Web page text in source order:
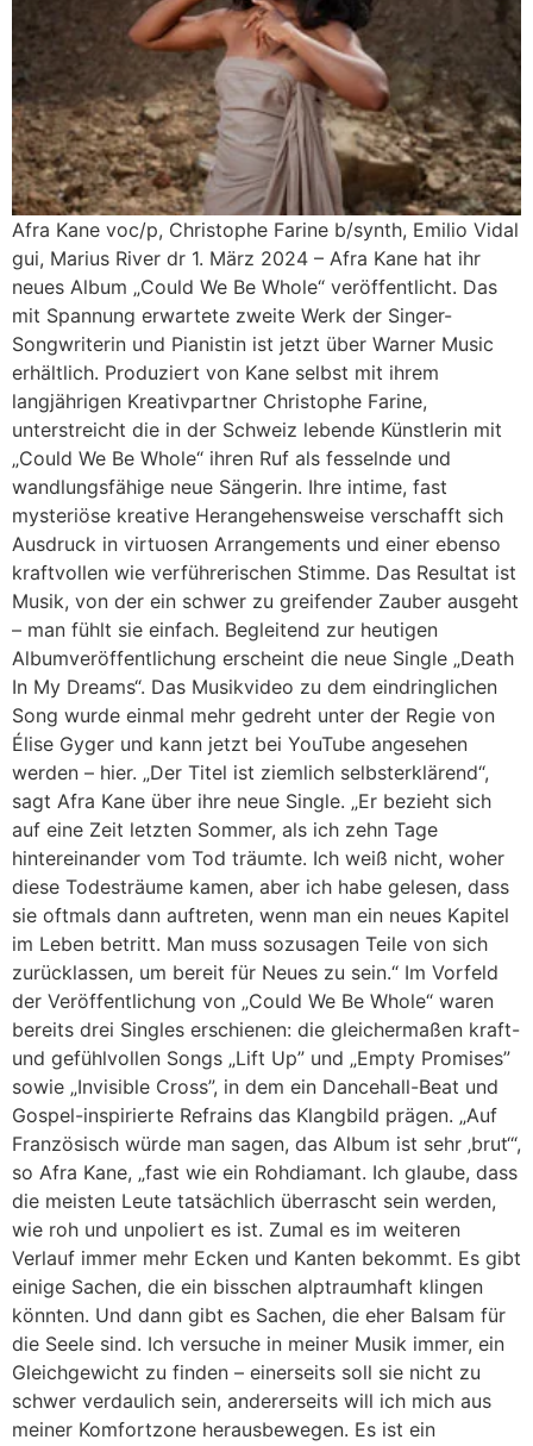
Afra Kane voc/p, Christophe Farine b/synth, Emilio Vidal
gui, Marius River dr 1. März 2024 – Afra Kane hat ihr
neues Album „Could We Be Whole“ veröffentlicht. Das
mit Spannung erwartete zweite Werk der Singer-
Songwriterin und Pianistin ist jetzt über Warner Music
erhältlich. Produziert von Kane selbst mit ihrem
langjährigen Kreativpartner Christophe Farine,
unterstreicht die in der Schweiz lebende Künstlerin mit
„Could We Be Whole“ ihren Ruf als fesselnde und
wandlungsfähige neue Sängerin. Ihre intime, fast
mysteriöse kreative Herangehensweise verschafft sich
Ausdruck in virtuosen Arrangements und einer ebenso
kraftvollen wie verführerischen Stimme. Das Resultat ist
Musik, von der ein schwer zu greifender Zauber ausgeht
– man fühlt sie einfach. Begleitend zur heutigen
Albumveröffentlichung erscheint die neue Single „Death
In My Dreams“. Das Musikvideo zu dem eindringlichen
Song wurde einmal mehr gedreht unter der Regie von
Élise Gyger und kann jetzt bei YouTube angesehen
werden – hier. „Der Titel ist ziemlich selbsterklärend“,
sagt Afra Kane über ihre neue Single. „Er bezieht sich
auf eine Zeit letzten Sommer, als ich zehn Tage
hintereinander vom Tod träumte. Ich weiß nicht, woher
diese Todesträume kamen, aber ich habe gelesen, dass
sie oftmals dann auftreten, wenn man ein neues Kapitel
im Leben betritt. Man muss sozusagen Teile von sich
zurücklassen, um bereit für Neues zu sein.“ Im Vorfeld
der Veröffentlichung von „Could We Be Whole“ waren
bereits drei Singles erschienen: die gleichermaßen kraft-
und gefühlvollen Songs „Lift Up” und „Empty Promises”
sowie „Invisible Cross”, in dem ein Dancehall-Beat und
Gospel-inspirierte Refrains das Klangbild prägen. „Auf
Französisch würde man sagen, das Album ist sehr ‚brut‘“,
so Afra Kane, „fast wie ein Rohdiamant. Ich glaube, dass
die meisten Leute tatsächlich überrascht sein werden,
wie roh und unpoliert es ist. Zumal es im weiteren
Verlauf immer mehr Ecken und Kanten bekommt. Es gibt
einige Sachen, die ein bisschen alptraumhaft klingen
könnten. Und dann gibt es Sachen, die eher Balsam für
die Seele sind. Ich versuche in meiner Musik immer, ein
Gleichgewicht zu finden – einerseits soll sie nicht zu
schwer verdaulich sein, andererseits will ich mich aus
meiner Komfortzone herausbewegen. Es ist ein